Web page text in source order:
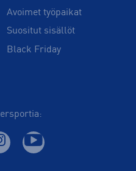
Avoimet työpaikat
Suositut sisällöt
Black Friday